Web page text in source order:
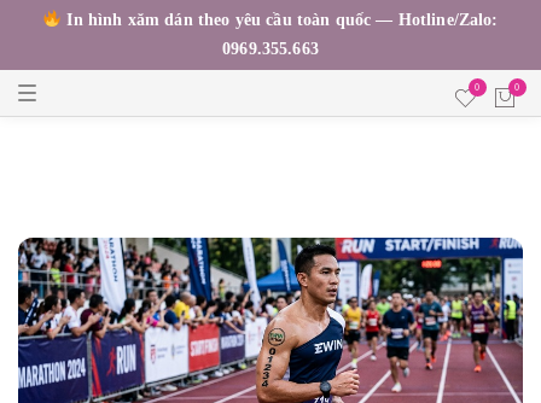
In hình xăm dán theo yêu cầu toàn quốc — Hotline/Zalo:
0969.355.663
T
v
i
g
a
t
i
o
n
0 0